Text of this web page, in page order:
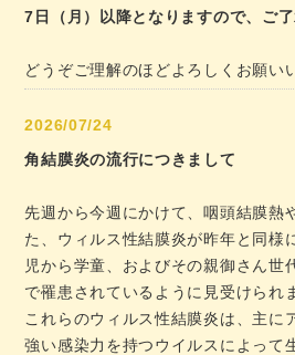
7日（月）以降となりますので、ご了
どうぞご理解のほどよろしくお願い
2026/07/24
角結膜炎の流行につきまして
先週から今週にかけて、咽頭結膜熱
た、ウィルス性結膜炎が昨年と同様
児から学童、およびその親御さん世
で罹患されているように見受けられ
これらのウィルス性結膜炎は、主に
強い感染力を持つウイルスによって